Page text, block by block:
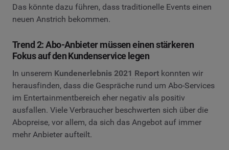
Das könnte dazu führen, dass traditionelle Events einen
neuen Anstrich bekommen.
Trend 2: Abo-Anbieter müssen einen stärkeren
Fokus auf den Kundenservice legen
In unserem Kundenerlebnis 2021 Report konnten wir
herausfinden, dass die Gespräche rund um Abo-Services
im Entertainmentbereich eher negativ als positiv
ausfallen. Viele Verbraucher beschwerten sich über die
Abopreise, vor allem, da sich das Angebot auf immer
mehr Anbieter aufteilt.